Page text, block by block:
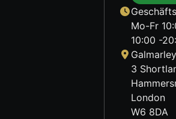
Mo-Fr
10:00 -
3
London
W6 8DA